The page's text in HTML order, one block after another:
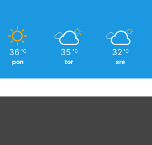
36 ℃
pon
35 ℃
tor
32 ℃
sre